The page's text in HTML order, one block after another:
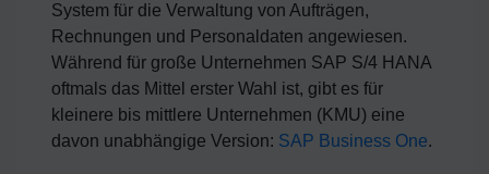
System für die Verwaltung von Aufträgen,
Rechnungen und Personaldaten angewiesen.
Während für große Unternehmen SAP S/4 HANA
oftmals das Mittel erster Wahl ist, gibt es für
kleinere bis mittlere Unternehmen (KMU) eine
davon unabhängige Version: SAP Business One.